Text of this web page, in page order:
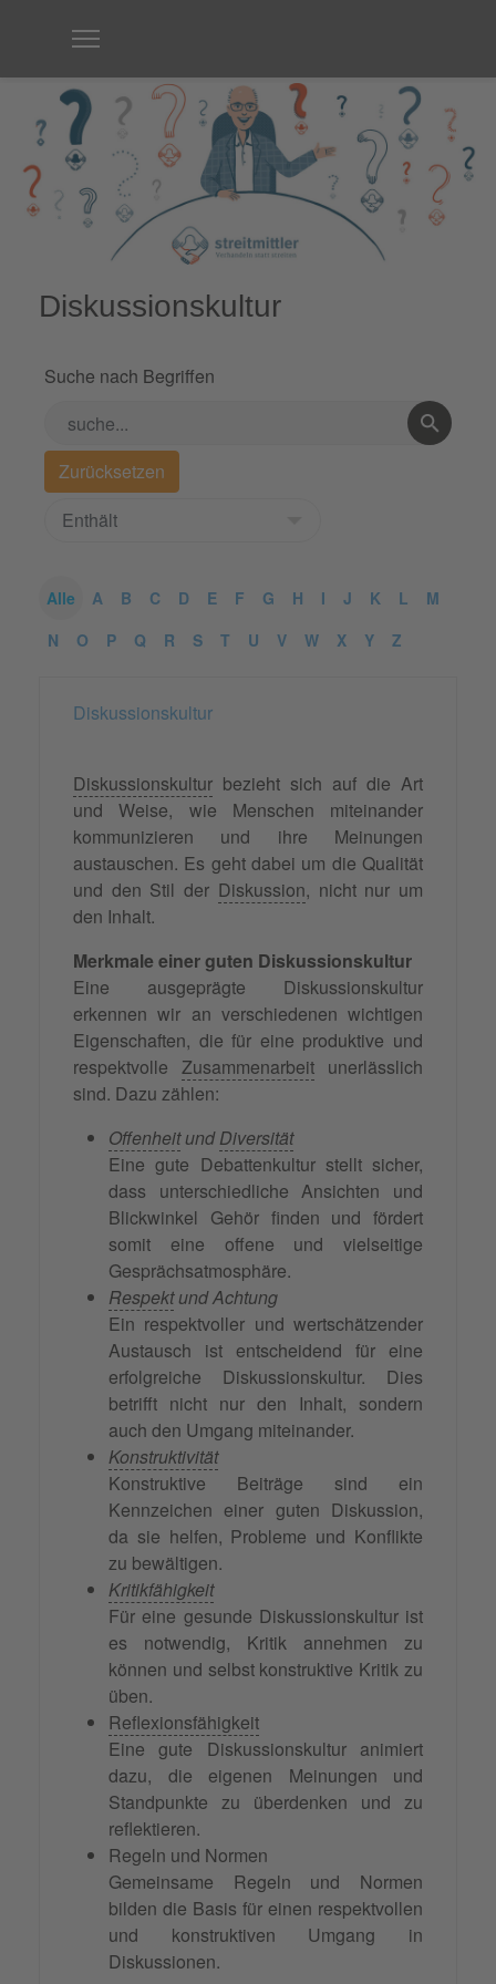
Diskussionskultur
Suche nach Begriffen
Alle A B C D E F G H I J K L
M
N
O P Q R S T U V W X Y Z
Diskussionskultur
Diskussionskultur bezieht sich auf die Art
und Weise, wie Menschen miteinander
kommunizieren und ihre Meinungen
austauschen. Es geht dabei um die Qualität
und den Stil der Diskussion, nicht nur um
den Inhalt.
Merkmale einer guten Diskussionskultur
Eine ausgeprägte Diskussionskultur
erkennen wir an verschiedenen wichtigen
Eigenschaften, die für eine produktive und
respektvolle Zusammenarbeit unerlässlich
sind. Dazu zählen:
OffenheitundDiversität
Eine gute Debattenkultur stellt sicher,
dass unterschiedliche Ansichten und
Blickwinkel Gehör finden und fördert
somit eine offene und vielseitige
Gesprächsatmosphäre.
Respektund Achtung
Ein respektvoller und wertschätzender
Austausch ist entscheidend für eine
erfolgreiche Diskussionskultur. Dies
betrifft nicht nur den Inhalt, sondern
auch den Umgang miteinander.
Konstruktivität
Konstruktive Beiträge sind ein
Kennzeichen einer guten Diskussion,
da sie helfen, Probleme und Konflikte
zu bewältigen.
Kritikfähigkeit
Für eine gesunde Diskussionskultur ist
es notwendig, Kritik annehmen zu
können und selbst konstruktive Kritik zu
üben.
Reflexionsfähigkeit
Eine gute Diskussionskultur animiert
dazu, die eigenen Meinungen und
Standpunkte zu überdenken und zu
reflektieren.
Regeln und Normen
Gemeinsame Regeln und Normen
bilden die Basis für einen respektvollen
und konstruktiven Umgang in
Diskussionen.